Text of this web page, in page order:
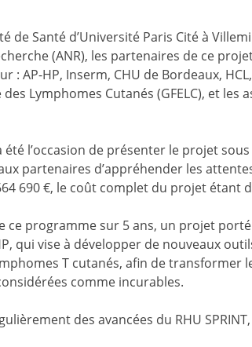
de Santé d’Université Paris Cité à
(ANR), les partenaires de ce
: AP-HP, Inserm, CHU de Bordeaux,
Lymphomes Cutanés (GFELC), et les
été l’occasion de présenter le projet
partenaires d’appréhender les
690 €, le coût complet du projet étant
ce programme sur 5 ans, un projet
qui vise à développer de nouveaux
T cutanés, afin de transformer
comme incurables.
des avancées du RHU